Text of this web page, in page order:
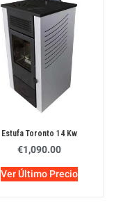
Estufa Toronto 14 Kw
€1,090.00
Ver Último Precio